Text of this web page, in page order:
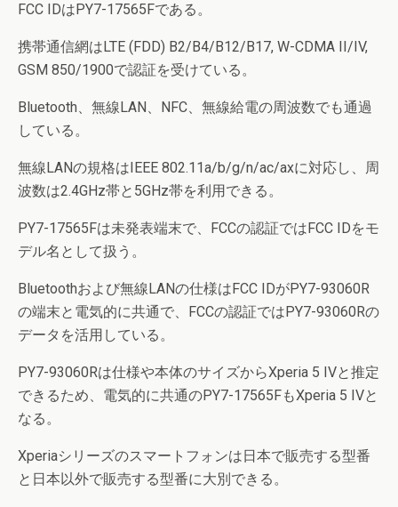
FCC IDはPY7-17565Fである。
携帯通信網はLTE (FDD) B2/B4/B12/B17, W-CDMA II/IV,
GSM 850/1900で認証を受けている。
Bluetooth、無線LAN、NFC、無線給電の周波数でも通過
している。
無線LANの規格はIEEE 802.11a/b/g/n/ac/axに対応し、周
波数は2.4GHz帯と5GHz帯を利用できる。
PY7-17565Fは未発表端末で、FCCの認証ではFCC IDをモ
デル名として扱う。
Bluetoothおよび無線LANの仕様はFCC IDがPY7-93060R
の端末と電気的に共通で、FCCの認証ではPY7-93060Rの
データを活用している。
PY7-93060Rは仕様や本体のサイズからXperia 5 IVと推定
できるため、電気的に共通のPY7-17565FもXperia 5 IVと
なる。
Xperiaシリーズのスマートフォンは日本で販売する型番
と日本以外で販売する型番に大別できる。